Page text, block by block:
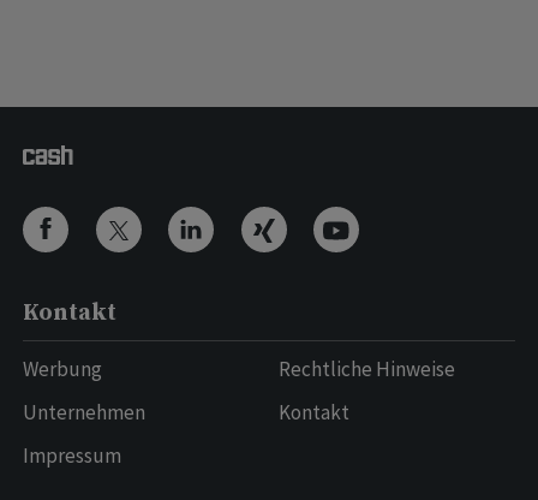
Kontakt
Werbung
Unternehmen
Impressum
Rechtliche Hinweise
Kontakt